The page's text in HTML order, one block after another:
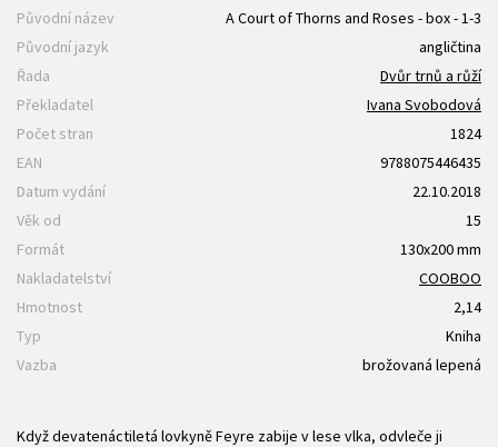
Původní název
A Court of Thorns and Roses - box - 1-3
Původní jazyk
angličtina
Řada
Dvůr trnů a růží
Překladatel
Ivana Svobodová
Počet stran
1824
EAN
9788075446435
Datum vydání
22.10.2018
Věk od
15
Formát
130x200 mm
Nakladatelství
COOBOO
Hmotnost
2,14
Typ
Kniha
Vazba
brožovaná lepená
Když devatenáctiletá lovkyně Feyre zabije v lese vlka, odvleče ji